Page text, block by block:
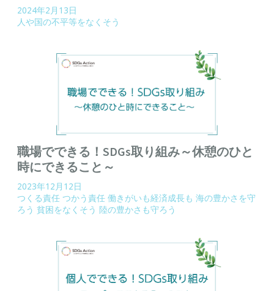
2024年2月13日
人や国の不平等をなくそう
職場でできる！SDGs取り組み～休憩のひと
時にできること～
2023年12月12日
つくる責任 つかう責任 働きがいも経済成長も 海の豊かさを守
ろう 貧困をなくそう 陸の豊かさも守ろう